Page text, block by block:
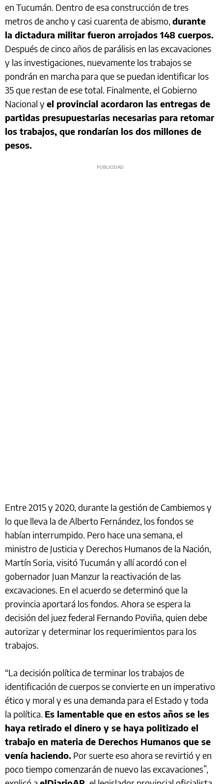
en Tucumán. Dentro de esa construcción de tres
metros de ancho y casi cuarenta de abismo, durante
la dictadura militar fueron arrojados 148 cuerpos.
Después de cinco años de parálisis en las excavaciones
y las investigaciones, nuevamente los trabajos se
pondrán en marcha para que se puedan identificar los
35 que restan de ese total. Finalmente, el Gobierno
Nacional yel provincial acordaron las entregas de
partidas presupuestarias necesarias para retomar
los trabajos, que rondarían los dos millones de
pesos.
Entre 2015 y 2020, durante la gestión de Cambiemos y
lo que lleva la de Alberto Fernández, los fondos se
habían interrumpido. Pero hace una semana, el
ministro de Justicia y Derechos Humanos de la Nación,
Martín Soria, visitó Tucumán y allí acordó con el
gobernador Juan Manzur la reactivación de las
excavaciones. En el acuerdo se determinó que la
provincia aportará los fondos. Ahora se espera la
decisión del juez federal Fernando Poviña, quien debe
autorizar y determinar los requerimientos para los
trabajos.
“La decisión política de terminar los trabajos de
identificación de cuerpos se convierte en un imperativo
ético y moral y es una demanda para el Estado y toda
la política. Es lamentable que en estos años se les
haya retirado el dinero y se haya politizado el
trabajo en materia de Derechos Humanos que se
venía haciendo. Por suerte eso ahora se revirtió y en
poco tiempo comenzarán de nuevo las excavaciones”,